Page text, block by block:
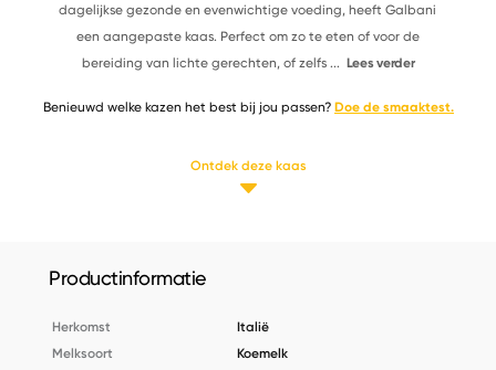
dagelijkse gezonde en evenwichtige voeding, heeft Galbani
een aangepaste kaas. Perfect om zo te eten of voor de
bereiding van lichte gerechten, of zelfs ... Lees verder
Benieuwd welke kazen het best bij jou passen? Doe de smaaktest.
Ontdek deze kaas
Productinformatie
Herkomst
Italië
Melksoort
Koemelk